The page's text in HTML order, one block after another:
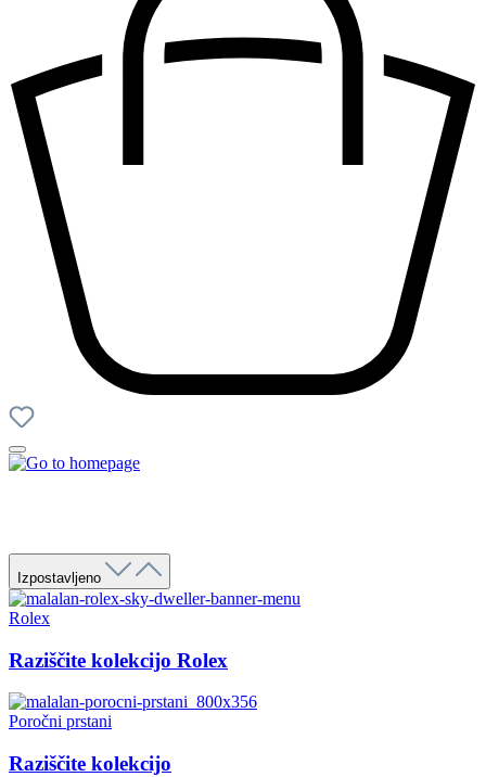
Izpostavljeno
Rolex
Raziščite kolekcijo Rolex
Poročni prstani
Raziščite kolekcijo